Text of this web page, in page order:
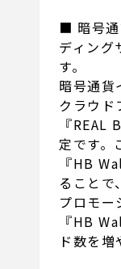
■ 暗号通
ディング
す。
暗号通貨
クラウド
『REAL
定です。
『HB
ることで
プロモー
『HB
ド数を増